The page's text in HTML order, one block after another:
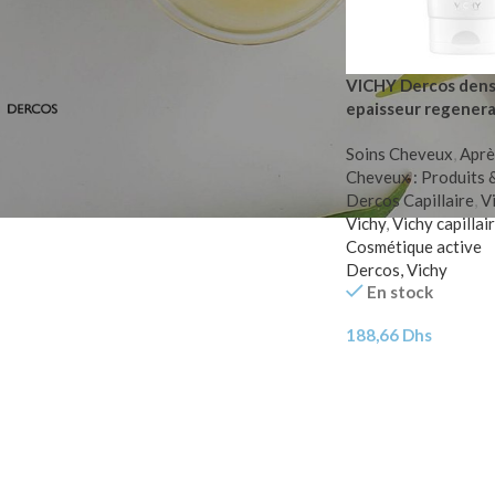
VICHY Dercos
epaisseur
Soins Cheveux
Cheveux : Produits
Dercos Capillaire
Vichy,Vichy
Cosmétique active
Dercos, Vichy
En stock
188,66 Dhs